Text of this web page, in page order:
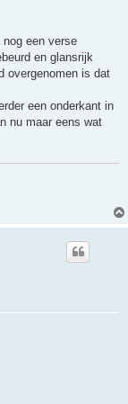
een verse
en glansrijk
overgenomen is dat
een onderkant in
nu maar eens wat